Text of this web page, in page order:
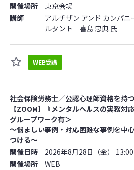
開催場所
東京会場
講師
アルチザン アンド カンパ
ルタント 喜島 忠典 氏
WEB受講
社会保険労務士／公認心理師資格を持
【ZOOM】『メンタルヘルスの実務対
グループワーク有＞
～悩ましい事例・対応困難な事例を中
つける～
開催日時
2026年8月28日（金）
開催場所
WEB